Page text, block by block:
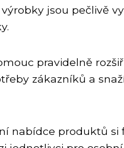
jsou pečlivě
pravidelně
zákazníků a
nabídce produktů si